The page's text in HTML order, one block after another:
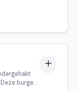
burger